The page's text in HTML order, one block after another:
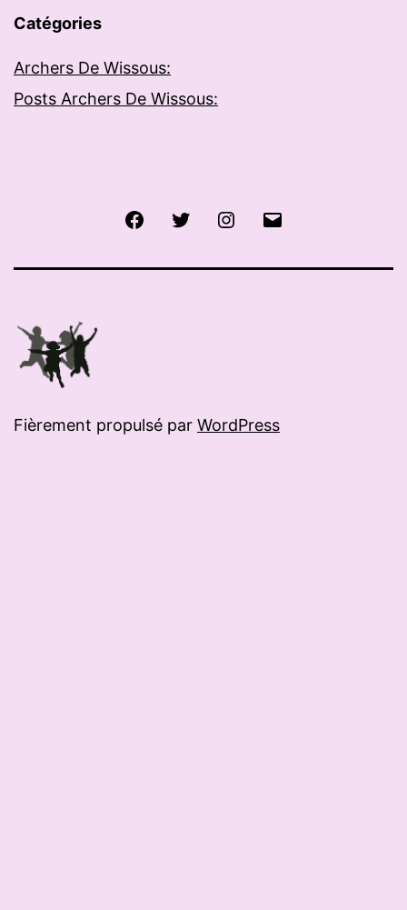
Catégories
Archers De Wissous:
Posts Archers De Wissous:
FacebookTwitter Instagram
Fièrement propulsé par WordPress